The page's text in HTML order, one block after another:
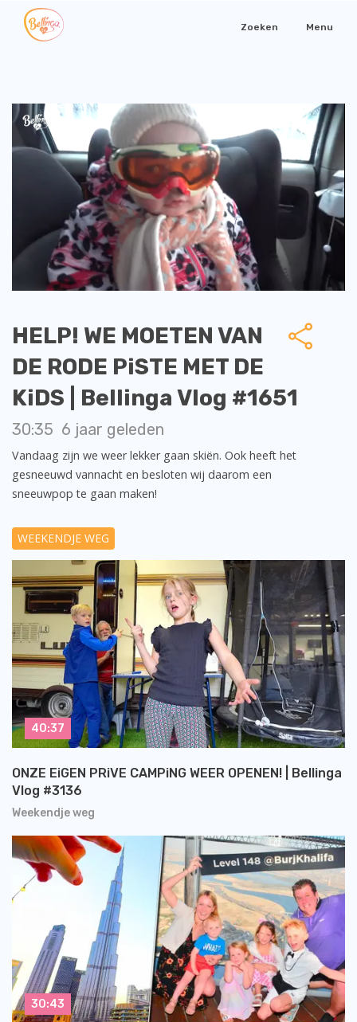
Zoeken Menu
HELP! WE MOETEN VAN
DE RODE PiSTE MET DE
KiDS | Bellinga Vlog #1651
30:35 6 jaar geleden
Vandaag zijn we weer lekker gaan skiën. Ook heeft het
gesneeuwd vannacht en besloten wij daarom een
sneeuwpop te gaan maken!
WEEKENDJE WEG
Weekendje weg
ONZE EiGEN PRiVE CAMPiNG WEER OPENEN! | Bellinga
Vlog #3136
40:37
30:43